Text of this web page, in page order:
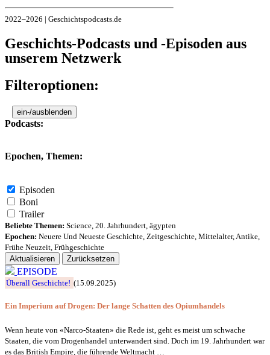
2022–2026 | Geschichtspodcasts.de
Geschichts-Podcasts und -Episoden aus
unserem Netzwerk
Filteroptionen:
ein-/ausblenden
Podcasts:
Epochen, Themen:
Episoden
Boni
Trailer
Beliebte Themen: Science 20. Jahrhundert ägypten
Epochen: Neuere Und Neueste Geschichte Zeitgeschichte Mittelalter, Antike
Frühe Neuzeit Frühgeschichte
Aktualisieren
Zurücksetzen
EPISODE
Überall Geschichte! (15.09.2025)
Ein Imperium auf Drogen: Der lange Schatten des Opiumhandels
Wenn heute von «Narco-Staaten» die Rede ist, geht es meist um schwache
Staaten, die vom Drogenhandel unterwandert sind. Doch im 19. Jahrhundert war
es das British Empire, die führende Weltmacht …